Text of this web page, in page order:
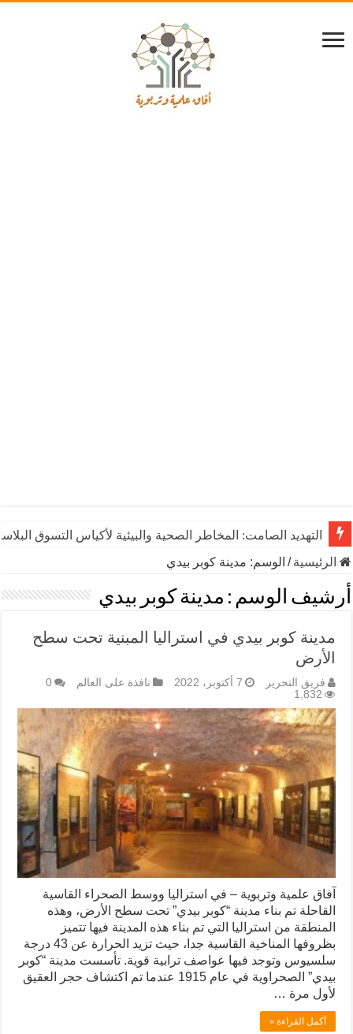
التهديد الصامت: المخاطر الصحية والبيئية لأكياس التسوق
الرئيسية/ الوسم: مدينة كوبر بيدي
أرشيف الوسم : مدينة كوبر بيدي
مدينة كوبر بيدي في استراليا المبنية تحت سطح
الأرض
فريق التحرير 7 أكتوبر، 2022 نافذة على العالم
0
1,832
آفاق علمية وتربوية – في استراليا ووسط الصحراء القاسية
القاحلة تم بناء مدينة “كوبر بيدي” تحت سطح الأرض، وهذه
المنطقة من استراليا التي تم بناء هذه المدينة فيها تتميز
بظروفها المناخية القاسية جدا، حيث تزيد الحرارة عن 43 درجة
سلسيوس وتوجد فيها عواصف ترابية قوية. تأسست مدينة “كوبر
بيدي” الصحراوية في عام 1915 عندما تم اكتشاف حجر العقيق
لأول مرة …
أكمل القراءة »